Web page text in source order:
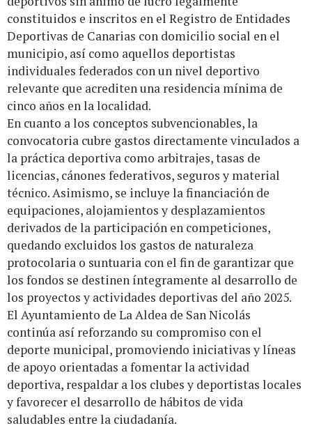
constituidos e inscritos en el Registro de Entidades
Deportivas de Canarias con domicilio social en el
municipio, así como aquellos deportistas
individuales federados con un nivel deportivo
relevante que acrediten una residencia mínima de
cinco años en la localidad.
En cuanto a los conceptos subvencionables, la
convocatoria cubre gastos directamente vinculados a
la práctica deportiva como arbitrajes, tasas de
licencias, cánones federativos, seguros y material
técnico. Asimismo, se incluye la financiación de
equipaciones, alojamientos y desplazamientos
derivados de la participación en competiciones,
quedando excluidos los gastos de naturaleza
protocolaria o suntuaria con el fin de garantizar que
los fondos se destinen íntegramente al desarrollo de
los proyectos y actividades deportivas del año 2025.
El Ayuntamiento de La Aldea de San Nicolás
continúa así reforzando su compromiso con el
deporte municipal, promoviendo iniciativas y líneas
de apoyo orientadas a fomentar la actividad
deportiva, respaldar a los clubes y deportistas locales
y favorecer el desarrollo de hábitos de vida
saludables entre la ciudadanía.